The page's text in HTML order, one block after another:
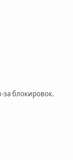
за блокировок.